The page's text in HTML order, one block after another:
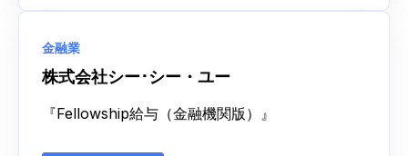
金融業
株式会社シー･シー・ユー
『Fellowship給与（金融機関版）』